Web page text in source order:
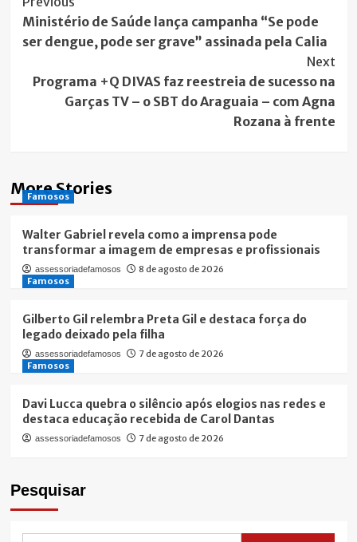
Navigation
Ministério de Saúde lança campanha “Se pode
ser dengue, pode ser grave” assinada pela Calia
Next
Programa +Q DIVAS faz reestreia de sucesso na
Garças TV – o SBT do Araguaia – com Agna
Rozana à frente
More Stories
Famosos
Walter Gabriel revela como a imprensa pode
transformar a imagem de empresas e profissionais
assessoriadefamosos
8 de agosto de 2026
Famosos
Gilberto Gil relembra Preta Gil e destaca força do
legado deixado pela filha
assessoriadefamosos
7 de agosto de 2026
Famosos
Davi Lucca quebra o silêncio após elogios nas redes e
destaca educação recebida de Carol Dantas
assessoriadefamosos 7 de agosto de 2026
Pesquisar